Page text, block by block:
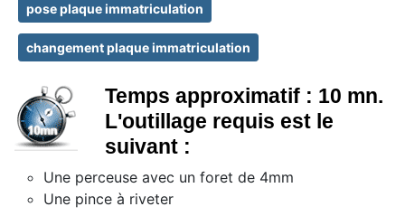
pose plaque immatriculation
changement plaque immatriculation
Temps approximatif : 10 mn.
L'outillage requis est le
suivant :
Une perceuse avec un foret de 4mm
Une pince à riveter